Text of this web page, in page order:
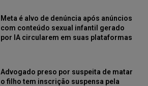
Meta é alvo de denúncia após anúncios
com conteúdo sexual infantil gerado
por IA circularem em suas plataformas
Advogado preso por suspeita de matar
o filho tem inscrição suspensa pela